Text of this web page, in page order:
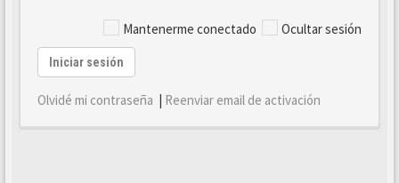
Mantenerme conectado Ocultar sesión
Iniciar sesión
Olvidé mi contraseña | Reenviar email de activación